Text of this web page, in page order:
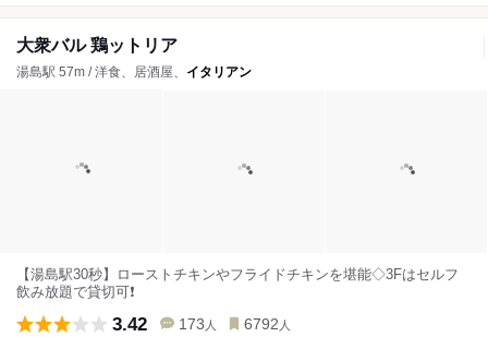
大衆バル 鶏ットリア
湯島駅 57m / 洋食、居酒屋、 イタリアン
【湯島駅30秒】ローストチキンやフライドチキンを堪能◇3Fはセルフ
飲み放題で貸切可❗️
3.42 173 人 6792 人